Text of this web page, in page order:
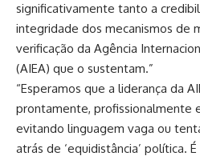
significativamente tanto a
integridade dos mecanismos de
verificação da Agência
(AIEA) que o sustentam.”
“Esperamos que a liderança da
prontamente, profissionalmente
evitando linguagem vaga ou
atrás de ‘equidistância’ política.